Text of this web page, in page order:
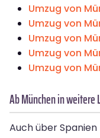
Umzug von
Umzug von
Umzug von
Umzug von
Umzug von
Ab München in weitere
Auch über